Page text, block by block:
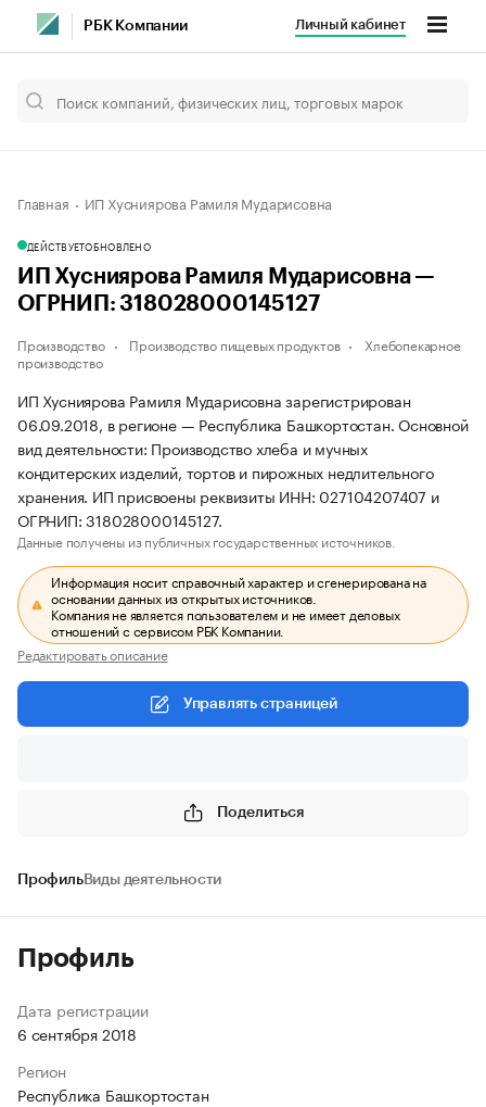
РБК Компании Личный кабинет
Главная ИП Хусниярова Рамиля Мударисовна
ДЕЙСТВУЕТОБНОВЛЕНО
ИП Хусниярова Рамиля Мударисовна —
ОГРНИП: 318028000145127
Производство Производство пищевых продуктов
Хлебопекарное
производство
ИП Хусниярова Рамиля Мударисовна зарегистрирован
06.09.2018, в регионе — Республика Башкортостан. Основной
вид деятельности: Производство хлеба и мучных
кондитерских изделий, тортов и пирожных недлительного
хранения. ИП присвоены реквизиты ИНН: 027104207407 и
ОГРНИП: 318028000145127.
Данные получены из публичных государственных источников.
Информация носит справочный характер и сгенерирована на
основании данных из открытых источников.
Компания не является пользователем и не имеет деловых
отношений с сервисом РБК Компании.
Редактировать описание
Управлять страницей
Поделиться
ПрофильВиды деятельности
Профиль
Дата регистрации
6 сентября 2018
Регион
Республика Башкортостан